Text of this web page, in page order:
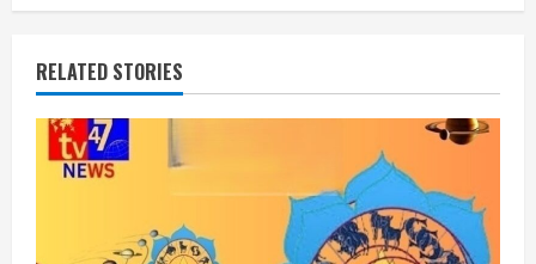
RELATED STORIES